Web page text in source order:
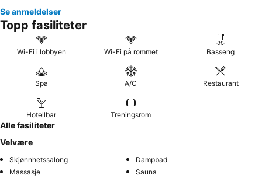
Se anmeldelser
Topp fasiliteter
Wi-Fi i lobbyen Wi-Fi på rommet Basseng
Spa A/C Restaurant
Hotellbar Treningsrom
Alle fasiliteter
Velvære
Skjønnhetssalong
Dampbad
Massasje
Sauna